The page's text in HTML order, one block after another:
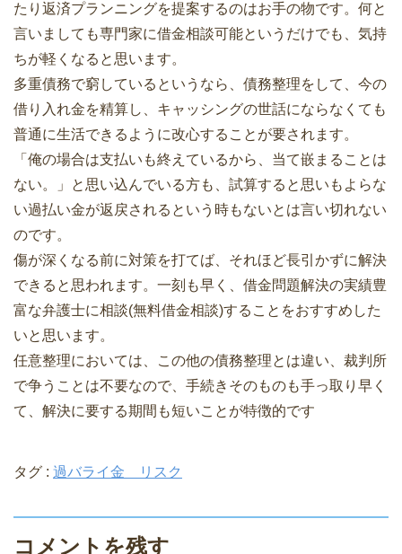
たり返済プランニングを提案するのはお手の物です。何と
言いましても専門家に借金相談可能というだけでも、気持
ちが軽くなると思います。
多重債務で窮しているというなら、債務整理をして、今の
借り入れ金を精算し、キャッシングの世話にならなくても
普通に生活できるように改心することが要されます。
「俺の場合は支払いも終えているから、当て嵌まることは
ない。」と思い込んでいる方も、試算すると思いもよらな
い過払い金が返戻されるという時もないとは言い切れない
のです。
傷が深くなる前に対策を打てば、それほど長引かずに解決
できると思われます。一刻も早く、借金問題解決の実績豊
富な弁護士に相談(無料借金相談)することをおすすめした
いと思います。
任意整理においては、この他の債務整理とは違い、裁判所
で争うことは不要なので、手続きそのものも手っ取り早く
て、解決に要する期間も短いことが特徴的です
タグ : 過バライ金 リスク
コメントを残す